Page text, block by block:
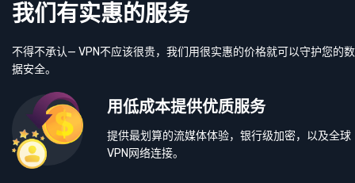
我们有实惠的服务
不得不承认— VPN不应该很贵，我们用很实惠的价格就可以守护您的数
据安全。
用低成本提供优质服务
提供最划算的流媒体体验，银行级加密，以及全球
VPN网络连接。